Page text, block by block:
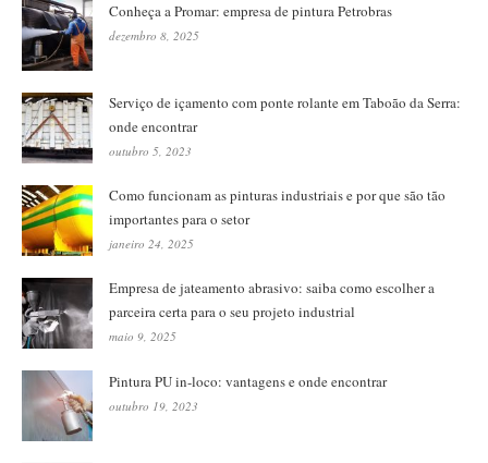
Conheça a Promar: empresa de pintura Petrobras
dezembro 8, 2025
Serviço de içamento com ponte rolante em Taboão da Serra:
onde encontrar
outubro 5, 2023
Como funcionam as pinturas industriais e por que são tão
importantes para o setor
janeiro 24, 2025
Empresa de jateamento abrasivo: saiba como escolher a
parceira certa para o seu projeto industrial
maio 9, 2025
Pintura PU in-loco: vantagens e onde encontrar
outubro 19, 2023